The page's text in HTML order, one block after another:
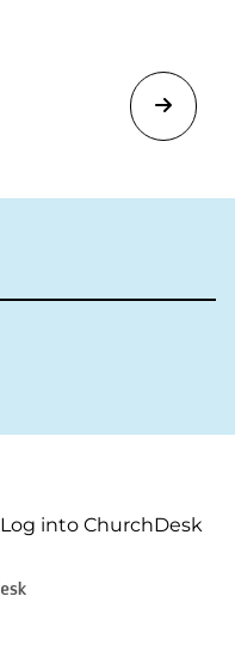
Log into ChurchDesk